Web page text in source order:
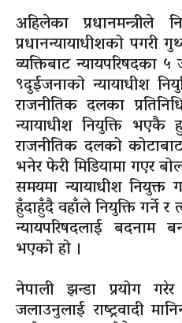
अहिलेका प्रधानमन्त्रीले
प्रधानन्यायाधीशको
व्यक्तिबाट
९दुईजनाको न्यायाधीश
राजनीतिक दलका
न्यायाधीश नियुक्ति
राजनीतिक दलको
भनेर फेरी मिडियामा गएर
समयमा न्यायाधीश नियुक्त
हुँदाहुँदै वहाँले नियुक्ति गर्ने
न्यायपरिषदलाई बदनाम
भएको हो ।
नेपाली झन्डा प्रयोग
जलाउनुलाई राष्ट्रवादी